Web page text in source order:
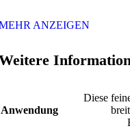
ANZEIGEN
Anwendung
Diese